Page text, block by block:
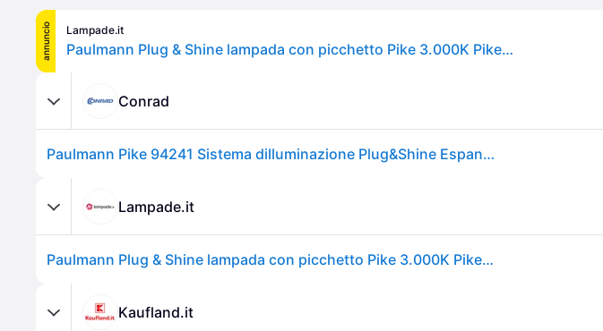
annuncio Lampade.it
Paulmann Plug & Shine lampada con picchetto Pike 3.000K Pike, dimmerabile, Nero, Plastica, Moderno
Conrad
Paulmann Pike 94241 Sistema dilluminazione Plug&Shine Espansione faretto LED da giardino LED (monocolore) 3.5 W Bianco caldo Antracite
Lampade.it
Paulmann Plug & Shine lampada con picchetto Pike 3.000K Pike, dimmerabile, Nero, Plastica, Moderno
Kaufland.it